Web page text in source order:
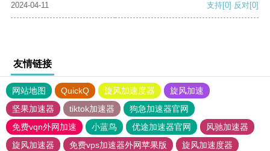
2024-04-11
支持[0] 反对[0]
友情链接
网站地图 QuickQ 旋风加速度器
旋风加速
坚果加速器
tiktok加速器
狗急加速器官网
免费vqn外网加速
小蓝鸟 优途加速器官网
风驰加速器
旋风加速器
免费vps加速器外网苹果版
旋风加速度器